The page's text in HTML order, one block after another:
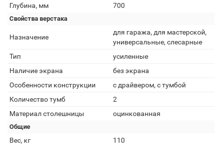
Глубина, мм
700
Свойства верстака
Назначение
для гаража, для мастерской,
универсальные, слесарные
Тип
усиленные
Наличие экрана
без экрана
Особенности конструкции
с драйвером, с тумбой
Количество тумб
2
Материал столешницы
оцинкованная
Общие
Вес, кг 110